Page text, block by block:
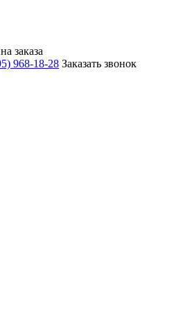
заказа
968-18-28 Заказать звонок